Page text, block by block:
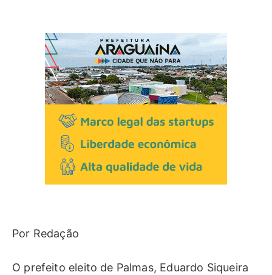
Por Redação
O prefeito eleito de Palmas, Eduardo Siqueira